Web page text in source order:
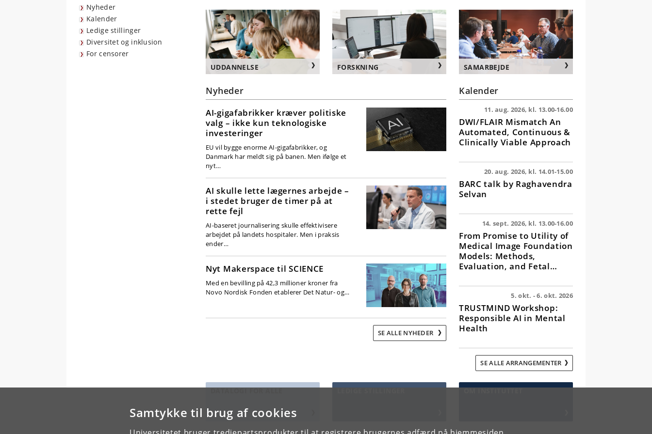
Samtykke til brug af cookies
Nyheder
Kalender
Ledige stillinger
Diversitet og inklusion
For censorer
UDDANNELSE FORSKNING SAMARBEJDE
Nyheder
AI-gigafabrikker kræver politiske
valg – ikke kun teknologiske
investeringer
EU vil bygge enorme AI-gigafabrikker, og
Danmark har meldt sig på banen. Men ifølge et
nyt…
AI skulle lette lægernes arbejde –
i stedet bruger de timer på at
rette fejl
AI-baseret journalisering skulle effektivisere
arbejdet på landets hospitaler. Men i praksis
ender…
Nyt Makerspace til SCIENCE
Med en bevilling på 42,3 millioner kroner fra
Novo Nordisk Fonden etablerer Det Natur- og…
SE ALLE NYHEDER
Kalender
11. aug. 2026, kl. 13.00-16.00
DWI/FLAIR Mismatch An
Automated, Continuous &
Clinically Viable Approach
20. aug. 2026, kl. 14.01-15.00
BARC talk by Raghavendra
Selvan
14. sept. 2026, kl. 13.00-16.00
From Promise to Utility of
Medical Image Foundation
Models: Methods,
Evaluation, and Fetal
5. okt. - 6. okt. 2026
TRUSTMIND Workshop:
Responsible AI in Mental
Health
SE ALLE ARRANGEMENTER
DATALOGI FOR ALLE LEDIGE STILLINGER OM INSTITUTTET